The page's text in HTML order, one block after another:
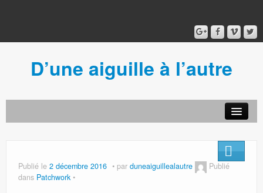
D’une aiguille à l’autre
Publié le 2 décembre 2016 par duneaiguillealautre
Publié
dans Patchwork